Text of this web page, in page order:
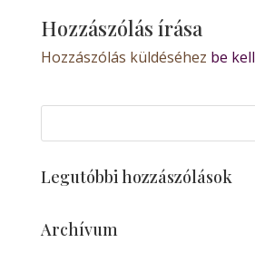
Hozzászólás írása
Hozzászólás küldéséhez be
Legutóbbi hozzászólások
Archívum